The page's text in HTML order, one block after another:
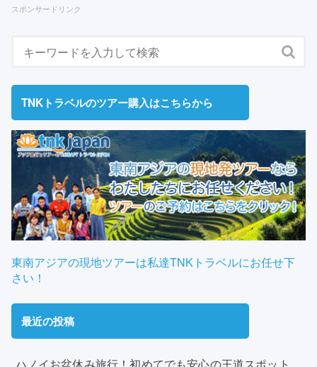
スポンサードリンク
TNKトラベルのツアー購入はこちらから
東南アジアの現地ツアーは私達TNKトラベルにお任せ下
さい！
最近の投稿